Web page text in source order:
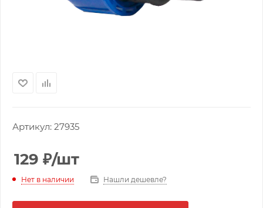
Артикул: 27935
129 ₽/шт
Нет в наличии Нашли дешевле?